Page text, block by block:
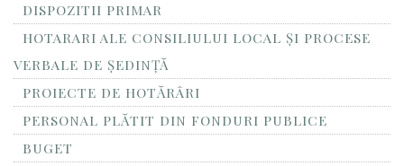
DISPOZITII PRIMAR
HOTARARI ALE CONSILIULUI LOCAL ȘI PROCESE
VERBALE DE ȘEDINȚĂ
PROIECTE DE HOTĂRÂRI
PERSONAL PLĂTIT DIN FONDURI PUBLICE
BUGET